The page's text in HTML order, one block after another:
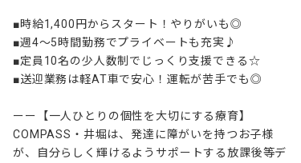
■時給1,400円からスタート！やりがいも◎
■週4～5時間勤務でプライベートも充実♪
■定員10名の少人数制でじっくり支援できる☆
■送迎業務は軽AT車で安心！運転が苦手でも◎
ーー【一人ひとりの個性を大切にする療育】
COMPASS・井堀は、発達に障がいを持つお子様
が、自分らしく輝けるようサポートする放課後等デ